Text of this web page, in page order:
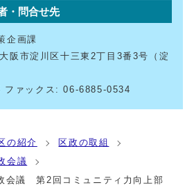
・問合せ先
企画課
市淀川区十三東2丁目3番3号（淀
ァックス: 06-6885-0534
の紹介
区政の取組
会議
会議 第2回コミュニティ力向上部